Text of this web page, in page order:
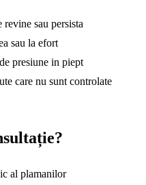
revine sau persista
sau la efort
presiune in piept
care nu sunt controlate
al plamanilor